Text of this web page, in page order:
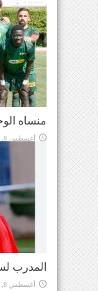
منساه
أغسطس 8, 2026
المدرب
أغسطس 8, 2026